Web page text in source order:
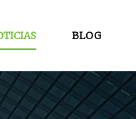
BLOG